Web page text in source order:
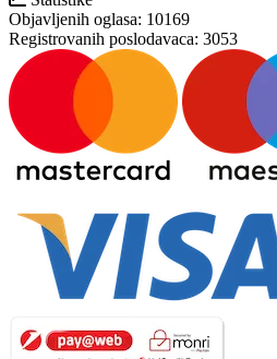
Objavljenih oglasa: 10169
Registrovanih poslodavaca: 3053